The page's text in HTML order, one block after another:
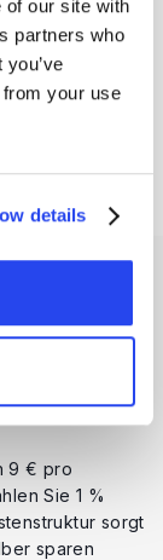
of our site with
partners who
your use
details
9 € pro
Sie 1 %
sorgt
sparen
hinaus fallen
MwSt.) auf Ihre